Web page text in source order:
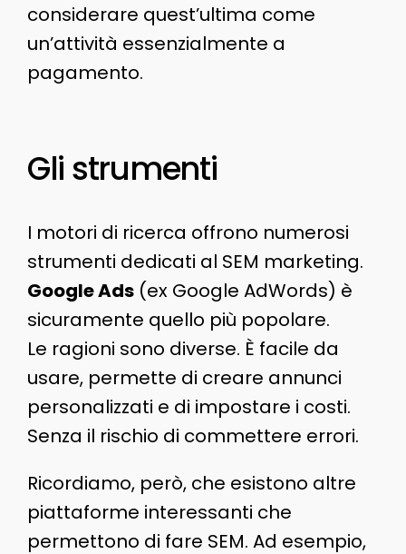
considerare quest’ultima come
un’attività essenzialmente a
pagamento.
Gli strumenti
I motori di ricerca offrono numerosi
strumenti dedicati al SEM marketing.
Google Ads (ex Google AdWords) è
sicuramente quello più popolare.
Le ragioni sono diverse. È facile da
usare, permette di creare annunci
personalizzati e di impostare i costi.
Senza il rischio di commettere errori.
Ricordiamo, però, che esistono altre
piattaforme interessanti che
permettono di fare SEM. Ad esempio,